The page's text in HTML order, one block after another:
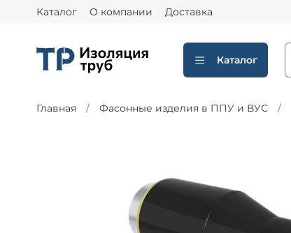
Каталог О компании Доставка
Каталог
Главная Фасонные изделия в ППУ и ВУС